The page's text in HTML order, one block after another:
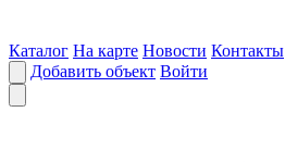
Каталог На карте Новости Контакты
Добавить объект Войти